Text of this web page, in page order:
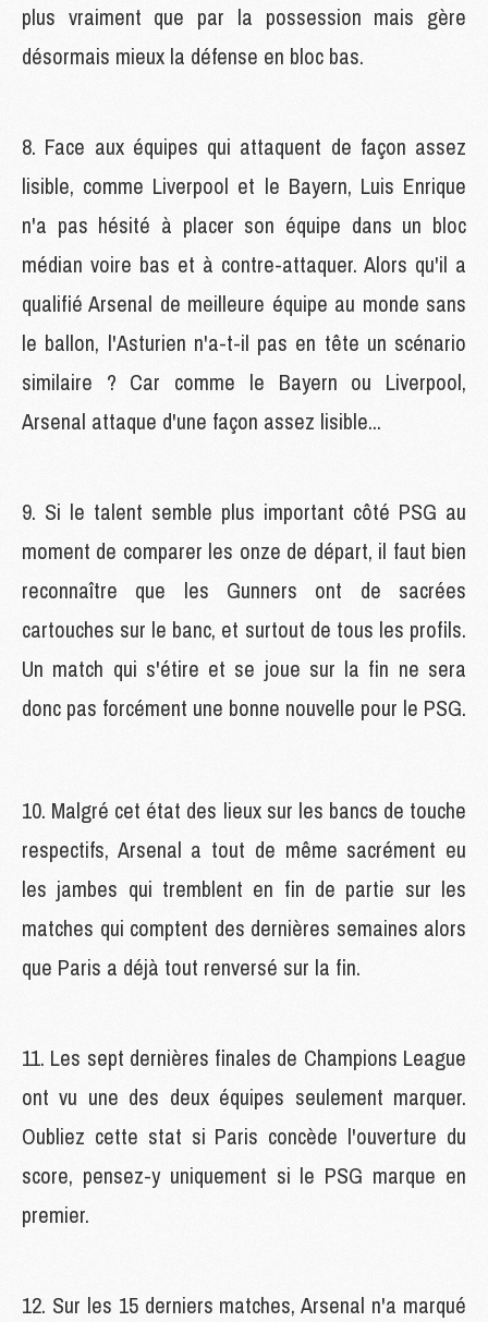
plus vraiment que par la possession mais gère
désormais mieux la défense en bloc bas.
8. Face aux équipes qui attaquent de façon assez
lisible, comme Liverpool et le Bayern, Luis Enrique
n'a pas hésité à placer son équipe dans un bloc
médian voire bas et à contre-attaquer. Alors qu'il a
qualifié Arsenal de meilleure équipe au monde sans
le ballon, l'Asturien n'a-t-il pas en tête un scénario
similaire ? Car comme le Bayern ou Liverpool,
Arsenal attaque d'une façon assez lisible...
9. Si le talent semble plus important côté PSG au
moment de comparer les onze de départ, il faut bien
reconnaître que les Gunners ont de sacrées
cartouches sur le banc, et surtout de tous les profils.
Un match qui s'étire et se joue sur la fin ne sera
donc pas forcément une bonne nouvelle pour le PSG.
10. Malgré cet état des lieux sur les bancs de touche
respectifs, Arsenal a tout de même sacrément eu
les jambes qui tremblent en fin de partie sur les
matches qui comptent des dernières semaines alors
que Paris a déjà tout renversé sur la fin.
11. Les sept dernières finales de Champions League
ont vu une des deux équipes seulement marquer.
Oubliez cette stat si Paris concède l'ouverture du
score, pensez-y uniquement si le PSG marque en
premier.
12. Sur les 15 derniers matches, Arsenal n'a marqué